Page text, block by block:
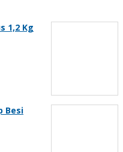
1,2 Kg
Besi